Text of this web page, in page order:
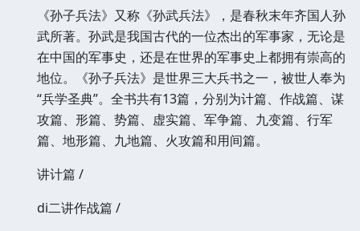
《孙子兵法》又称《孙武兵法》，是春秋末年齐国人孙
武所著。孙武是我国古代的一位杰出的军事家，无论是
在中国的军事史，还是在世界的军事史上都拥有崇高的
地位。《孙子兵法》是世界三大兵书之一，被世人奉为
“兵学圣典”。全书共有13篇，分别为计篇、作战篇、谋
攻篇、形篇、势篇、虚实篇、军争篇、九变篇、行军
篇、地形篇、九地篇、火攻篇和用间篇。
讲计篇 /
di二讲作战篇 /